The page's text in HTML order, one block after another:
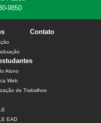
9850
Contato
Aluno
Web
de Trabalhos
EAD